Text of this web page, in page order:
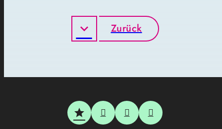
Zurück